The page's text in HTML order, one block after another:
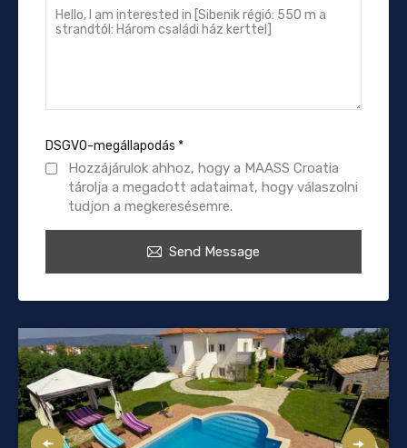
DSGVO-megállapodás *
Hozzájárulok ahhoz, hogy a MAASS Croatia
tárolja a megadott adataimat, hogy válaszolni
tudjon a megkeresésemre.
Send Message